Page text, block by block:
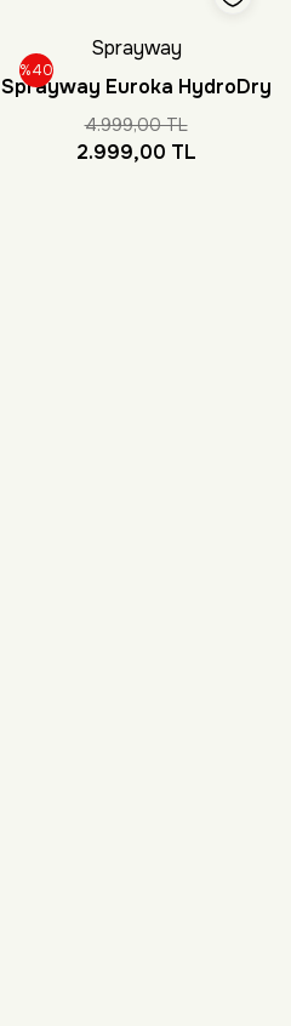
%40
Sprayway
Sprayway Euroka HydroDry
Kadın Bot
4.999,00 TL
2.999,00 TL